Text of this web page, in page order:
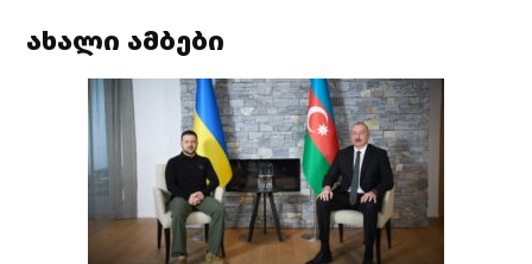
ახალი ამბები